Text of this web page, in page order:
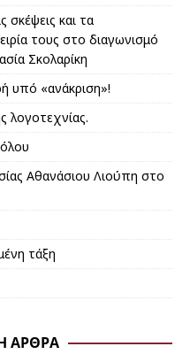
σκέψεις και τα
τους στο διαγωνισμό
Σκολαρίκη
υπό «ανάκριση»!
λογοτεχνίας.
Αθανάσιου Λιούπη στο
τάξη
ΆΡΘΡΑ